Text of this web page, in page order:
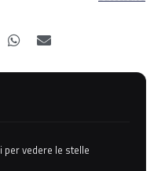
per vedere le stelle